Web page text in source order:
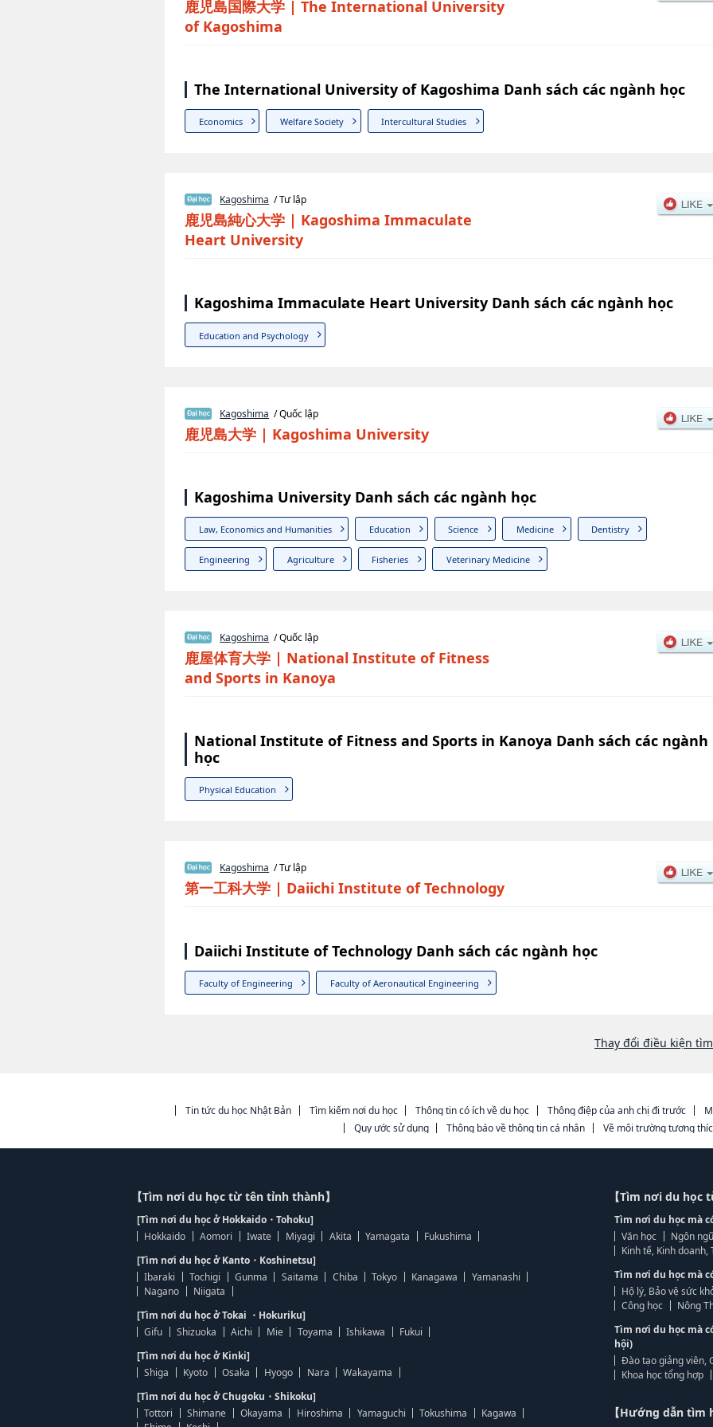
鹿児島国際大学 | The International University
of Kagoshima
The International University of Kagoshima Danh sách các ngành học
Economics Welfare Society Intercultural Studies
Kagoshima / Tư lập
鹿児島純心大学 | Kagoshima Immaculate
Heart University
Kagoshima Immaculate Heart University Danh sách các ngành học
Education and Psychology
Kagoshima / Quốc lập
鹿児島大学 | Kagoshima University
Kagoshima University Danh sách các ngành học
Law, Economics and Humanities Education Science Medicine Dentistry
Engineering Agriculture Fisheries Veterinary Medicine
Kagoshima / Quốc lập
鹿屋体育大学 | National Institute of Fitness
and Sports in Kanoya
National Institute of Fitness and Sports in Kanoya Danh sách các ngành
học
Physical Education
Kagoshima / Tư lập
第一工科大学 | Daiichi Institute of Technology
Daiichi Institute of Technology Danh sách các ngành học
Faculty of Engineering Faculty of Aeronautical Engineering
Thay đổi điều kiện
Tin tức du học Nhật Bản Tìm kiếm nơi du học Thông tin có ích về du học Thông điệp của anh chị đi trước
Quy ước sử dụng
Thông báo về thông tin cá nhân Về môi trường tương
【Tìm nơi du học từ tên tỉnh thành】
[Tìm nơi du học ở Hokkaido・Tohoku]
Hokkaido
Aomori Iwate Miyagi Akita Yamagata
Fukushima
[Tìm nơi du học ở Kanto・Koshinetsu]
Ibaraki
Tochigi Gunma Saitama Chiba Tokyo Kanagawa
Yamanashi
Nagano
Niigata
[Tìm nơi du học ở Tokai ・Hokuriku]
Gifu
Shizuoka Aichi Mie Toyama Ishikawa
Fukui
[Tìm nơi du học ở Kinki]
Shiga
Kyoto Osaka Hyogo Nara
Wakayama
[Tìm nơi du học ở Chugoku・Shikoku]
Tottori
Shimane Okayama Hiroshima Yamaguchi Tokushima
Kagawa
【Tìm nơi du học
Tìm nơi du học mà
Văn học
Ngôn
Kinh tế, Kinh doanh,
Tìm nơi du học mà
Hộ lý, Bảo vệ sức
Công học
Nông
Tìm nơi du học mà
hội)
Đào tạo giảng viên,
Khoa học tổng hợp
【Hướng dẫn tìm